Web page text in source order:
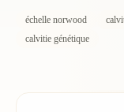
échelle norwood
calvitie génétique